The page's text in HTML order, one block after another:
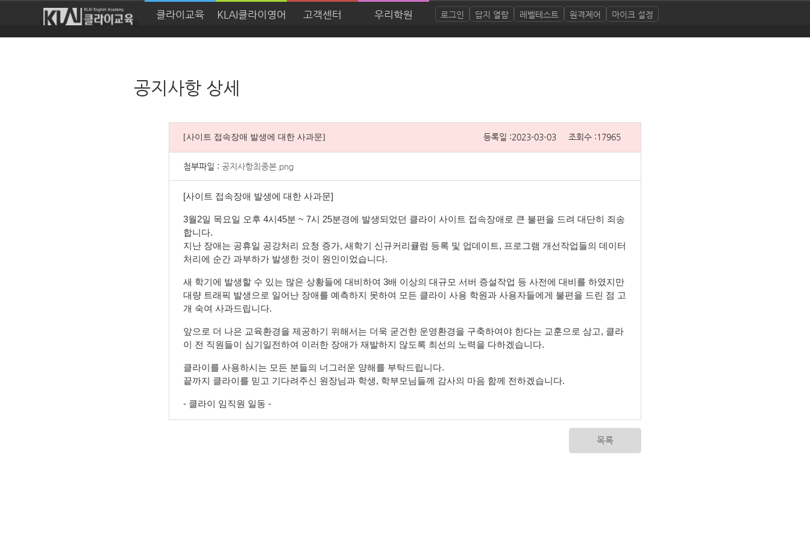
클라이교육 KLAI클라이영어 고객센터 우리학원 로그인 답지 열람 레벨테스트 원격제어 마이크 설정
공지사항 상세
[사이트 접속장애 발생에 대한 사과문] 등록일 :2023-03-03 조회수 :17965
첨부파일 : 공지사항최종본.png
[사이트 접속장애 발생에 대한 사과문]
3월2일 목요일 오후 4시45분 ~ 7시 25분경에 발생되었던 클라이 사이트 접속장애로 큰 불편을 드려 대단히 죄송
합니다.
지난 장애는 공휴일 공강처리 요청 증가, 새학기 신규커리큘럼 등록 및 업데이트, 프로그램 개선작업들의 데이터
처리에 순간 과부하가 발생한 것이 원인이었습니다.
새 학기에 발생할 수 있는 많은 상황들에 대비하여 3배 이상의 대규모 서버 증설작업 등 사전에 대비를 하였지만
대량 트래픽 발생으로 일어난 장애를 예측하지 못하여 모든 클라이 사용 학원과 사용자들에게 불편을 드린 점 고
개 숙여 사과드립니다.
앞으로 더 나은 교육환경을 제공하기 위해서는 더욱 굳건한 운영환경을 구축하여야 한다는 교훈으로 삼고, 클라
이 전 직원들이 심기일전하여 이러한 장애가 재발하지 않도록 최선의 노력을 다하겠습니다.
클라이를 사용하시는 모든 분들의 너그러운 양해를 부탁드립니다.
끝까지 클라이를 믿고 기다려주신 원장님과 학생, 학부모님들께 감사의 마음 함께 전하겠습니다.
- 클라이 임직원 일동 -
목록